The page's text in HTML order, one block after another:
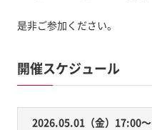
是非ご参加ください。
開催スケジュール
2026.05.01（金）17:00〜